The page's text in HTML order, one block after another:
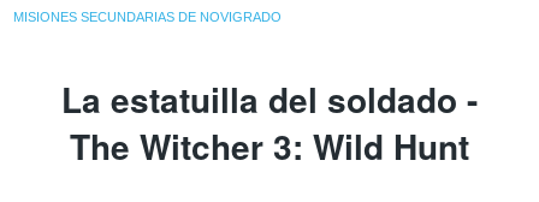
MISIONES SECUNDARIAS DE NOVIGRADO
La estatuilla del soldado -
The Witcher 3: Wild Hunt